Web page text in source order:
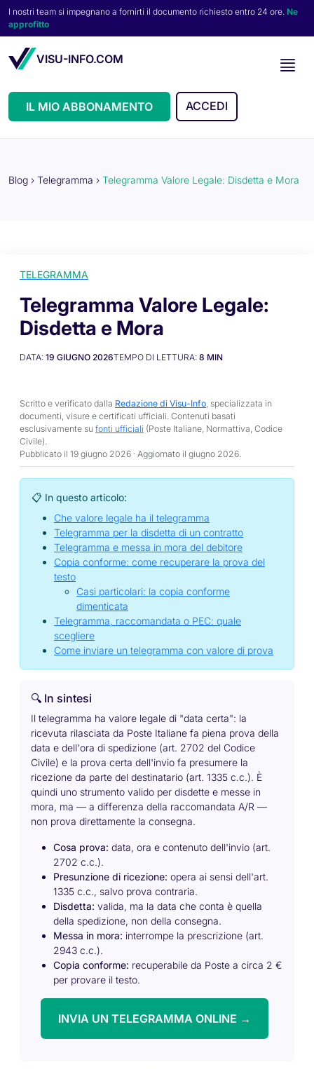
I nostri team si impegnano a fornirti il documento richiesto entro 24 ore. Ne
approfitto
VISU-INFO.COM
IL MIO ABBONAMENTO ACCEDI
Blog › Telegramma › Telegramma Valore Legale: Disdetta e Mora
TELEGRAMMA
Telegramma Valore Legale:
Disdetta e Mora
DATA: 19 GIUGNO 2026TEMPO DI LETTURA: 8 MIN
Scritto e verificato dalla Redazione di Visu-Info, specializzata in
documenti, visure e certificati ufficiali. Contenuti basati
esclusivamente su fonti ufficiali (Poste Italiane, Normattiva, Codice
Civile).
Pubblicato il 19 giugno 2026 · Aggiornato il giugno 2026.
📋 In questo articolo:
Che valore legale ha il telegramma
Telegramma per la disdetta di un contratto
Telegramma e messa in mora del debitore
Copia conforme: come recuperare la prova del
testo
Casi particolari: la copia conforme
dimenticata
Telegramma, raccomandata o PEC: quale
scegliere
Come inviare un telegramma con valore di prova
🔍 In sintesi
Il telegramma ha valore legale di "data certa": la
ricevuta rilasciata da Poste Italiane fa piena prova della
data e dell'ora di spedizione (art. 2702 del Codice
Civile) e la prova certa dell'invio fa presumere la
ricezione da parte del destinatario (art. 1335 c.c.). È
quindi uno strumento valido per disdette e messe in
mora, ma — a differenza della raccomandata A/R —
non prova direttamente la consegna.
Cosa prova: data, ora e contenuto dell'invio (art.
2702 c.c.).
Presunzione di ricezione: opera ai sensi dell'art.
1335 c.c., salvo prova contraria.
Disdetta: valida, ma la data che conta è quella
della spedizione, non della consegna.
Messa in mora: interrompe la prescrizione (art.
2943 c.c.).
Copia conforme: recuperabile da Poste a circa 2 €
per provare il testo.
INVIA UN TELEGRAMMA ONLINE →